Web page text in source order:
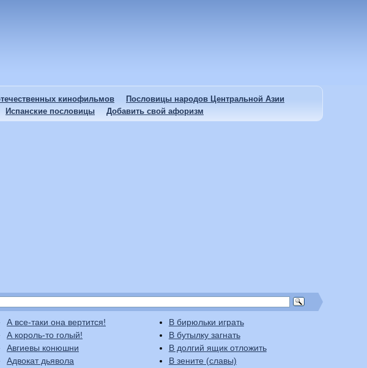
кинофильмов
Пословицы народов Центральной Азии
Испанские пословицы Добавить свой афоризм
А все-таки она вертится!
А король-то голый!
Авгиевы конюшни
Адвокат дьявола
В бирюльки играть
В бутылку загнать
В долгий ящик отложить
В зените (славы)